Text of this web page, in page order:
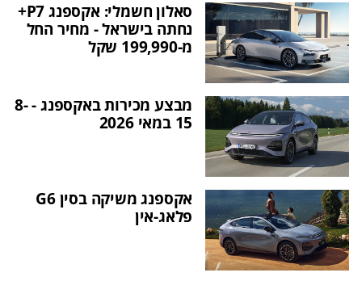
סאלון חשמלי: אקספנג P7+
נחתה בישראל - מחיר החל
מ-199,990 שקל
מבצע מכירות באקספנג - 8-
15 במאי 2026
אקספנג משיקה בסין G6
פלאג-אין